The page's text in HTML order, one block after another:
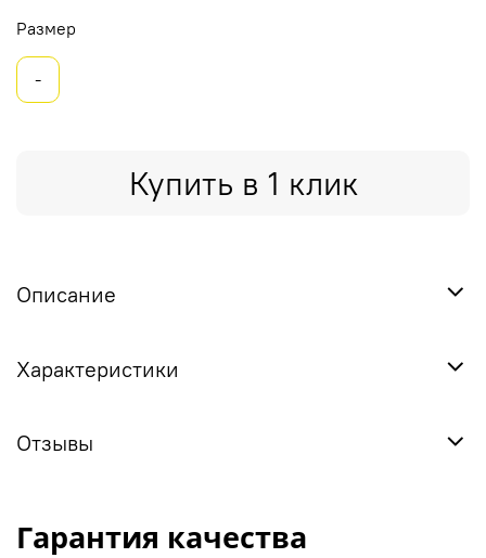
Купить в 1 клик
Размер
-
Описание
Характеристики
Отзывы
Гарантия качества